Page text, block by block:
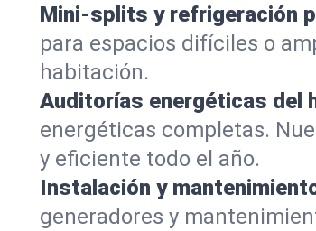
Mini-splits y refrigeración
para espacios difíciles o
habitación.
Auditorías energéticas del
energéticas completas.
y eficiente todo el año.
Instalación y
generadores y